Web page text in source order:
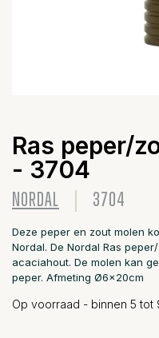
Ras peper/
- 3704
NORDAL 3704
Deze peper en zout molen
Nordal. De Nordal Ras
acaciahout. De molen kan
peper. Afmeting Ø6x20cm
Op voorraad - binnen 5